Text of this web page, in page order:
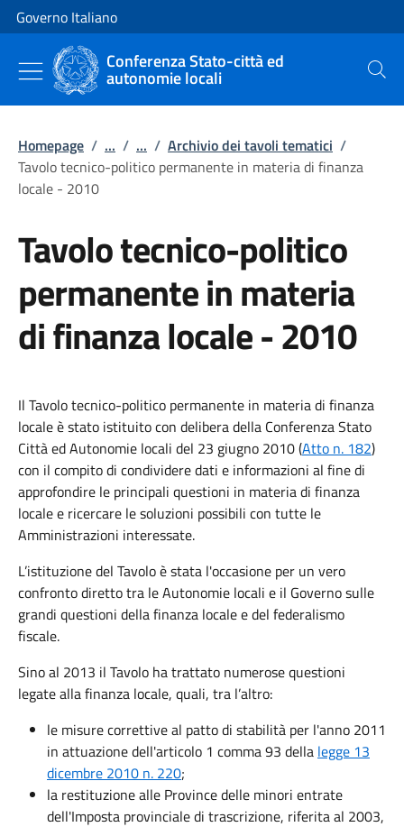
Vai al contenuto
Vai alla navigazione del sito
Governo Italiano
Conferenza Stato-città ed
autonomie locali Cerca
Homepage / ... / ... / Archivio dei tavoli tematici /
Tavolo tecnico-politico permanente in materia di finanza
locale - 2010
Tavolo tecnico-politico
permanente in materia
di finanza locale - 2010
Il Tavolo tecnico-politico permanente in materia di finanza
locale è stato istituito con delibera della Conferenza Stato
Città ed Autonomie locali del 23 giugno 2010 (Atto n. 182)
con il compito di condividere dati e informazioni al fine di
approfondire le principali questioni in materia di finanza
locale e ricercare le soluzioni possibili con tutte le
Amministrazioni interessate.
L’istituzione del Tavolo è stata l'occasione per un vero
confronto diretto tra le Autonomie locali e il Governo sulle
grandi questioni della finanza locale e del federalismo
fiscale.
Sino al 2013 il Tavolo ha trattato numerose questioni
legate alla finanza locale, quali, tra l’altro:
le misure correttive al patto di stabilità per l'anno 2011
in attuazione dell'articolo 1 comma 93 della legge 13
dicembre 2010 n. 220;
la restituzione alle Province delle minori entrate
dell'Imposta provinciale di trascrizione, riferita al 2003,